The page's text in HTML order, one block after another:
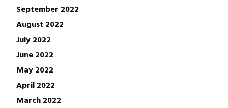
September 2022
August 2022
July 2022
June 2022
May 2022
April 2022
March 2022